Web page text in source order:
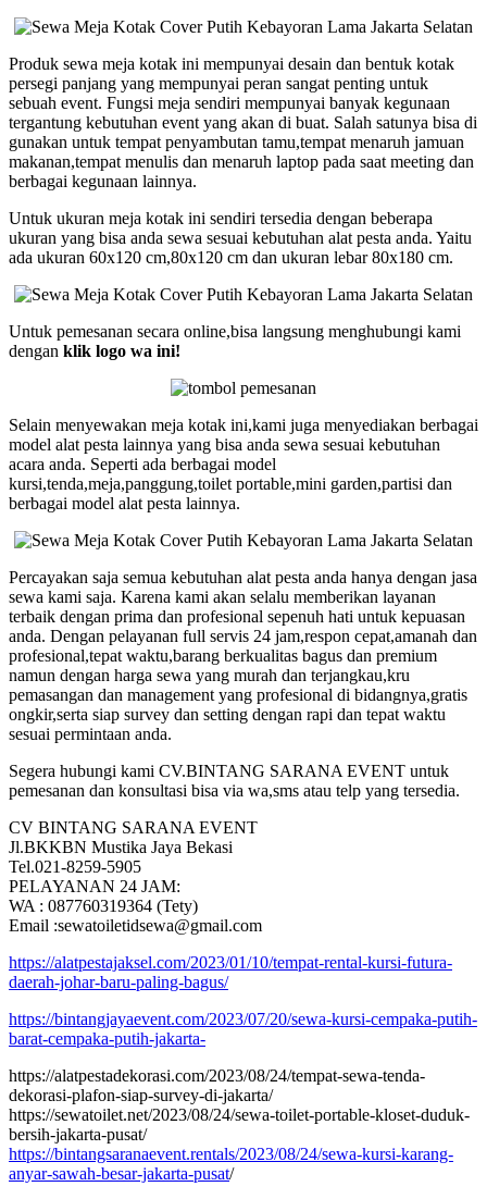
Produk sewa meja kotak ini mempunyai desain dan bentuk kotak
persegi panjang yang mempunyai peran sangat penting untuk
sebuah event. Fungsi meja sendiri mempunyai banyak kegunaan
tergantung kebutuhan event yang akan di buat. Salah satunya bisa di
gunakan untuk tempat penyambutan tamu,tempat menaruh jamuan
makanan,tempat menulis dan menaruh laptop pada saat meeting dan
berbagai kegunaan lainnya.
Untuk ukuran meja kotak ini sendiri tersedia dengan beberapa
ukuran yang bisa anda sewa sesuai kebutuhan alat pesta anda. Yaitu
ada ukuran 60x120 cm,80x120 cm dan ukuran lebar 80x180 cm.
Untuk pemesanan secara online,bisa langsung menghubungi kami
dengan klik logo wa ini!
Selain menyewakan meja kotak ini,kami juga menyediakan berbagai
model alat pesta lainnya yang bisa anda sewa sesuai kebutuhan
acara anda. Seperti ada berbagai model
kursi,tenda,meja,panggung,toilet portable,mini garden,partisi dan
berbagai model alat pesta lainnya.
Percayakan saja semua kebutuhan alat pesta anda hanya dengan jasa
sewa kami saja. Karena kami akan selalu memberikan layanan
terbaik dengan prima dan profesional sepenuh hati untuk kepuasan
anda. Dengan pelayanan full servis 24 jam,respon cepat,amanah dan
profesional,tepat waktu,barang berkualitas bagus dan premium
namun dengan harga sewa yang murah dan terjangkau,kru
pemasangan dan management yang profesional di bidangnya,gratis
ongkir,serta siap survey dan setting dengan rapi dan tepat waktu
sesuai permintaan anda.
Segera hubungi kami CV.BINTANG SARANA EVENT untuk
pemesanan dan konsultasi bisa via wa,sms atau telp yang tersedia.
CV BINTANG SARANA EVENT
Jl.BKKBN Mustika Jaya Bekasi
Tel.021-8259-5905
PELAYANAN 24 JAM:
WA : 087760319364 (Tety)
Email :sewatoiletidsewa@gmail.com
https://alatpestajaksel.com/2023/01/10/tempat-rental-kursi-futura-
daerah-johar-baru-paling-bagus/
https://bintangjayaevent.com/2023/07/20/sewa-kursi-cempaka-putih-
barat-cempaka-putih-jakarta-
https://alatpestadekorasi.com/2023/08/24/tempat-sewa-tenda-
dekorasi-plafon-siap-survey-di-jakarta/
https://sewatoilet.net/2023/08/24/sewa-toilet-portable-kloset-duduk-
bersih-jakarta-pusat/
https://bintangsaranaevent.rentals/2023/08/24/sewa-kursi-karang-
anyar-sawah-besar-jakarta-pusat/